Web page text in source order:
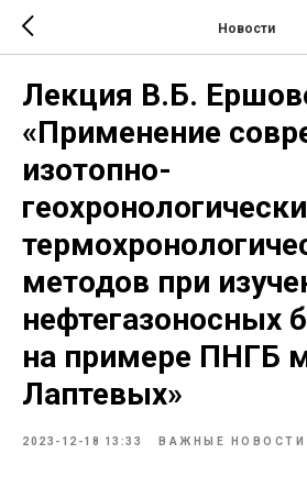
Новости
Лекция В.Б.
«Применение
изотопно-
методов при
нефтегазоносных
на примере ПНГБ
Лаптевых»
2023-12-18 13:33 ВАЖНЫЕ НОВОСТИ